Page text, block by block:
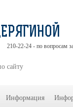
210-22-24 - по вопросам
Информация